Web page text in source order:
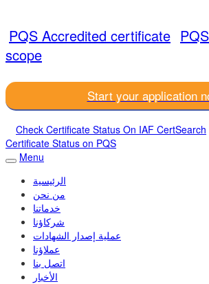
PQS Accredited certificate
scope
Start your application
Check Certificate Status On IAF CertSearch
Certificate Status on PQS
Menu
الرئيسية
من نحن
خدماتنا
شركاؤنا
عملية إصدار الشهادات
عملاؤنا
اتصل بنا
الأخبار